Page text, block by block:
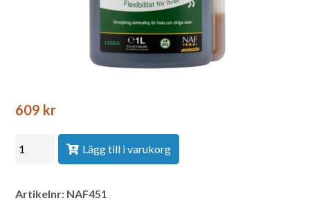
609 kr
Lägg till i varukorg
Artikelnr: NAF451